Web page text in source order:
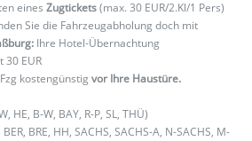
eines Zugtickets(max. 30 EUR/2.Kl/1 Pers)
Sie die Fahrzeugabholung doch mit
Ihre Hotel-Übernachtung
30 EUR
kostengünstig vor Ihre Haustüre.
HE, B-W, BAY, R-P, SL, THÜ)
BRE, HH, SACHS, SACHS-A, N-SACHS, M-